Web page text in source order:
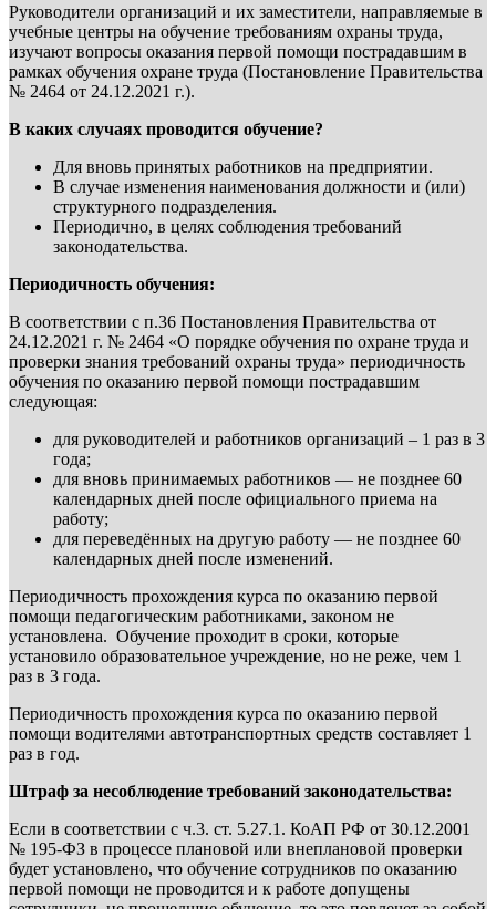
Руководители организаций и их заместители, направляемые в
учебные центры на обучение требованиям охраны труда,
изучают вопросы оказания первой помощи пострадавшим в
рамках обучения охране труда (Постановление Правительства
№ 2464 от 24.12.2021 г.).
В каких случаях проводится обучение?
Для вновь принятых работников на предприятии.
В случае изменения наименования должности и (или)
структурного подразделения.
Периодично, в целях соблюдения требований
законодательства.
Периодичность обучения:
В соответствии с п.36 Постановления Правительства от
24.12.2021 г. № 2464 «О порядке обучения по охране труда и
проверки знания требований охраны труда» периодичность
обучения по оказанию первой помощи пострадавшим
следующая:
для руководителей и работников организаций – 1 раз в 3
года;
для вновь принимаемых работников — не позднее 60
календарных дней после официального приема на
работу;
для переведённых на другую работу — не позднее 60
календарных дней после изменений.
Периодичность прохождения курса по оказанию первой
помощи педагогическим работниками, законом не
установлена. Обучение проходит в сроки, которые
установило образовательное учреждение, но не реже, чем 1
раз в 3 года.
Периодичность прохождения курса по оказанию первой
помощи водителями автотранспортных средств составляет 1
раз в год.
Штраф за несоблюдение требований законодательства:
Если в соответствии с ч.3. ст. 5.27.1. КоАП РФ от 30.12.2001
№ 195-ФЗ в процессе плановой или внеплановой проверки
будет установлено, что обучение сотрудников по оказанию
первой помощи не проводится и к работе допущены